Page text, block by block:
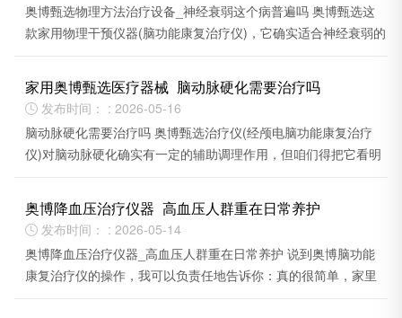
奥博甄选物理方法治疗设备_神经衰弱这个病普遍吗 奥博甄选这
款家用物理干预仪器(脑功能康复治疗仪)，它确实适合神经衰弱的
家用奥博甄选医疗器械_脑动脉硬化需要治疗吗
 发布时间： : 2026-05-16
脑动脉硬化需要治疗吗 奥博甄选治疗仪(经颅电脑功能康复治疗
仪)对脑动脉硬化确实有一定的辅助调理作用，但咱们得把它看明
奥博降血压治疗仪器_高血压人群重在日常养护
 发布时间： : 2026-05-14
奥博降血压治疗仪器_高血压人群重在日常养护 说到奥博脑功能
康复治疗仪的操作，我可以负责任地告诉你：真的很简单，家里